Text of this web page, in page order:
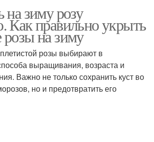
Роза с опоры
розы
на зиму розу
Как правильно укрыть
розы на зиму
розы выбирают в
выращивания, возраста и
Важно не только сохранить куст во
но и предотвратить его